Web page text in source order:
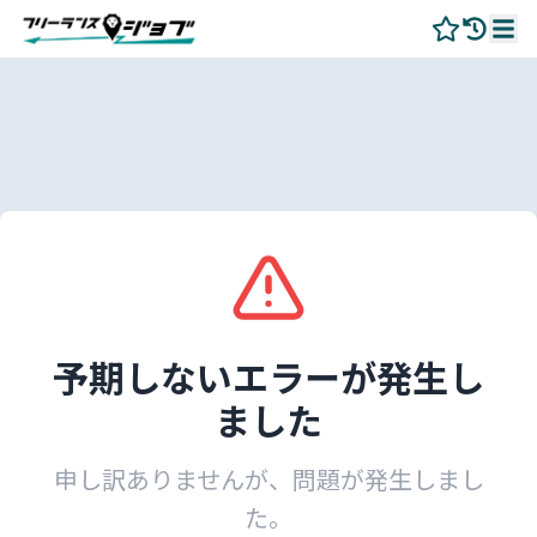
予期しないエラーが発生し
ました
申し訳ありませんが、問題が発生しまし
た。